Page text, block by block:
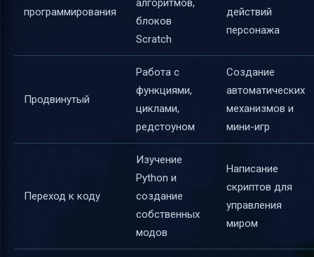
программирования
алгоритмов,
блоков
Scratch
действий
персонажа
Продвинутый
Работа с
функциями,
циклами,
редстоуном
Создание
автоматических
механизмов и
мини-игр
Переход к коду
Изучение
Python и
создание
собственных
модов
Написание
скриптов для
управления
миром